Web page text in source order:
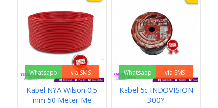
Whatsapp via SMS
Kabel NYA Wilson 0.5
mm 50 Meter Me
Whatsapp via SMS
Kabel 5c INDOVISION
300Y